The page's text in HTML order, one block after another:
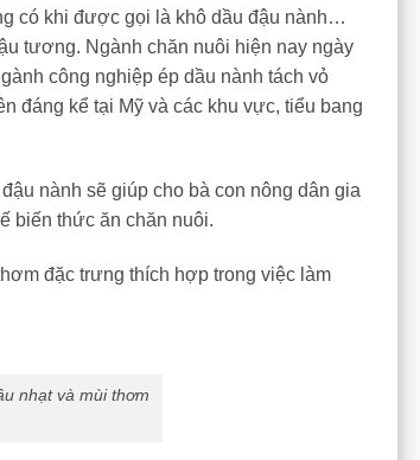
có khi được gọi là khô dầu đậu nành…
tương. Ngành chăn nuôi hiện nay ngày
công nghiệp ép dầu nành tách vỏ
đáng kể tại Mỹ và các khu vực, tiểu bang
nành sẽ giúp cho bà con nông dân gia
biến thức ăn chăn nuôi.
đặc trưng thích hợp trong việc làm
nhạt và mùi thơm